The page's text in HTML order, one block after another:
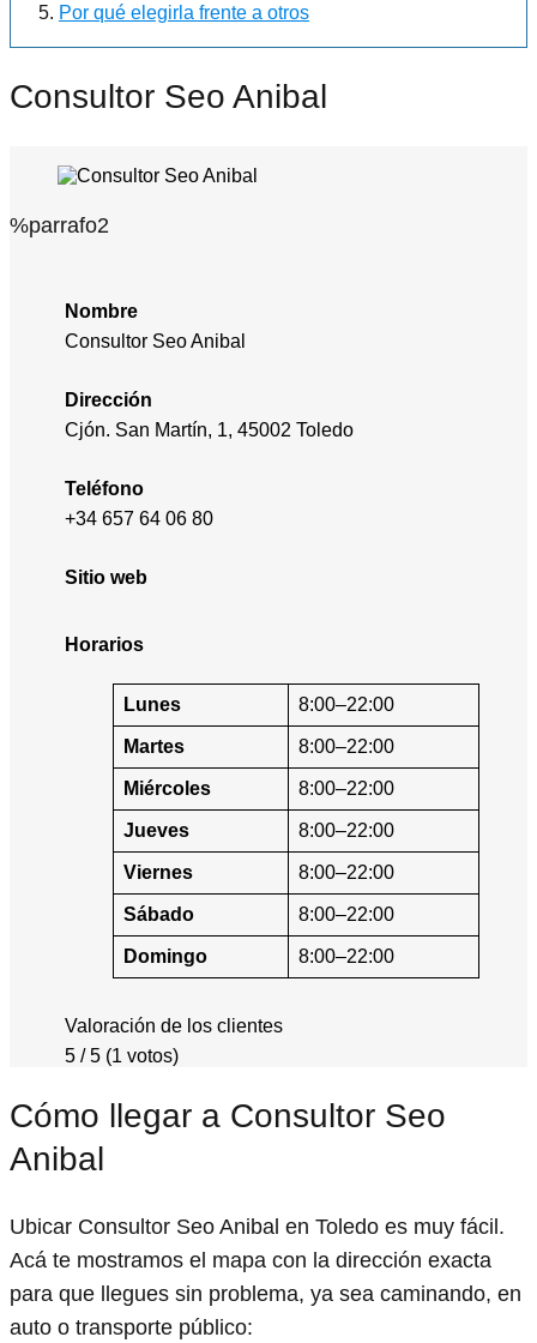
Por qué elegirla frente a otros
Consultor Seo Anibal
%parrafo2
Nombre
Consultor Seo Anibal
Dirección
Cjón. San Martín, 1, 45002 Toledo
Teléfono
+34 657 64 06 80
Sitio web
Horarios
Lunes 8:00–22:00
Martes 8:00–22:00
Miércoles 8:00–22:00
Jueves 8:00–22:00
Viernes 8:00–22:00
Sábado 8:00–22:00
Domingo 8:00–22:00
Valoración de los clientes
5 / 5 (1 votos)
Cómo llegar a Consultor Seo
Anibal
Ubicar Consultor Seo Anibal en Toledo es muy fácil.
Acá te mostramos el mapa con la dirección exacta
para que llegues sin problema, ya sea caminando, en
auto o transporte público: